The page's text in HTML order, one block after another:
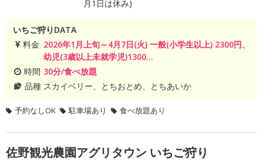
月1日は休み)
いちご狩りDATA
料金 2026年1月上旬～4月7日(火) 一般(小学生以上) 2300円、
幼児(3歳以上未就学児)1300...
時間 30分/食べ放題
品種 スカイベリー、とちおとめ、とちあいか
予約なしOK 駐車場あり 食べ放題あり
佐野観光農園アグリタウン いちご狩り